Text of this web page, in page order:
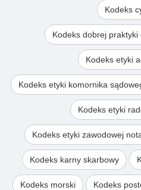
Kodeks
Kodeks dobrej
Kodeks etyki
Kodeks etyki komornika
Kodeks etyki
Kodeks etyki zawodowej
Kodeks karny skarbowy
Kodeks morski Kodeks